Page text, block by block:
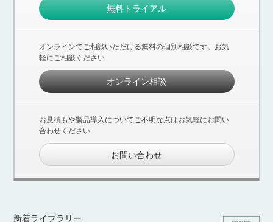
無料トライアル
オンラインでご相談いただける無料の個別相談です。お気
軽にご相談ください
オンライン相談
お見積もや製品導入についてご不明な点はお気軽にお問い
合わせください
お問い合わせ
新着ライブラリー